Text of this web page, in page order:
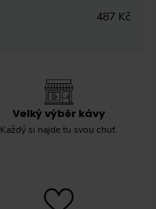
487 Kč
Velký výběr kávy
Každý si najde tu svou chuť.